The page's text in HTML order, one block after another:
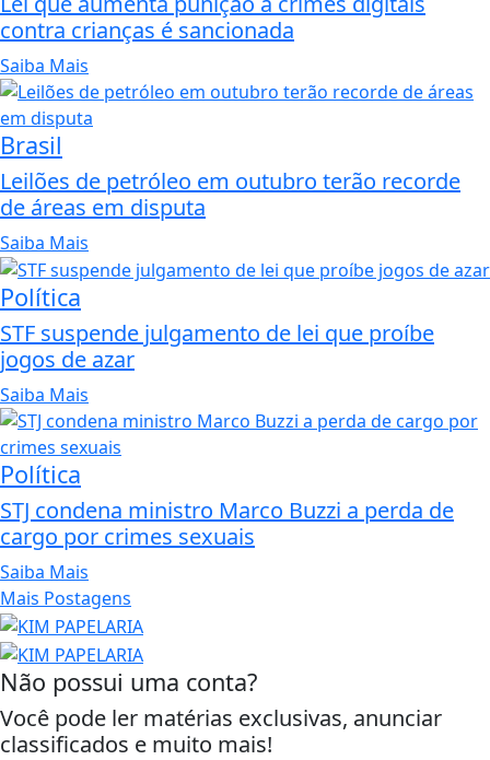
contra crianças é sancionada
Saiba Mais
Brasil
Leilões de petróleo em outubro terão recorde
de áreas em disputa
Saiba Mais
Política
STF suspende julgamento de lei que proíbe
jogos de azar
Saiba Mais
Política
STJ condena ministro Marco Buzzi a perda de
cargo por crimes sexuais
Saiba Mais
Mais Postagens
Não possui uma conta?
Você pode ler matérias exclusivas, anunciar
classificados e muito mais!